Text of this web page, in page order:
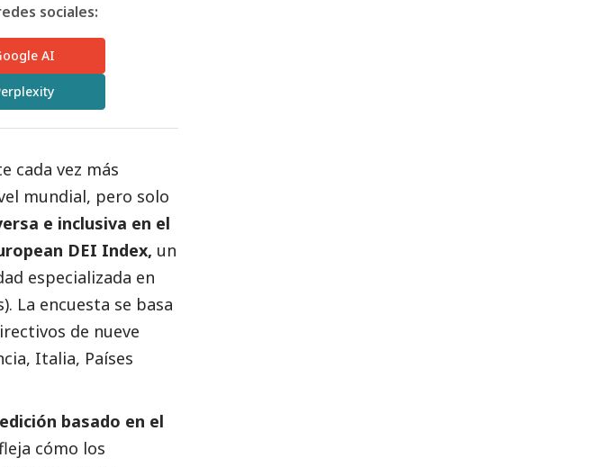
sociales:
AI
cada vez más
mundial, pero solo
e inclusiva en el
DEI Index, un
especializada en
La encuesta se basa
de nueve
Italia, Países
basado en el
cómo los